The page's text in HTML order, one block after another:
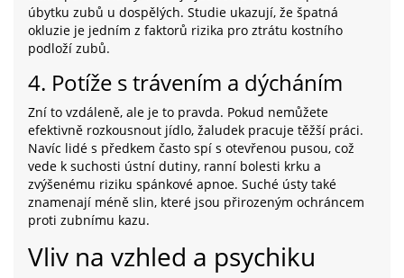
úbytku zubů u dospělých. Studie ukazují, že špatná
okluzie je jedním z faktorů rizika pro ztrátu kostního
podloží zubů.
4. Potíže s trávením a dýcháním
Zní to vzdáleně, ale je to pravda. Pokud nemůžete
efektivně rozkousnout jídlo, žaludek pracuje těžší práci.
Navíc lidé s předkem často spí s otevřenou pusou, což
vede k suchosti ústní dutiny, ranní bolesti krku a
zvýšenému riziku spánkové apnoe. Suché ústy také
znamenají méně slin, které jsou přirozeným ochráncem
proti zubnímu kazu.
Vliv na vzhled a psychiku